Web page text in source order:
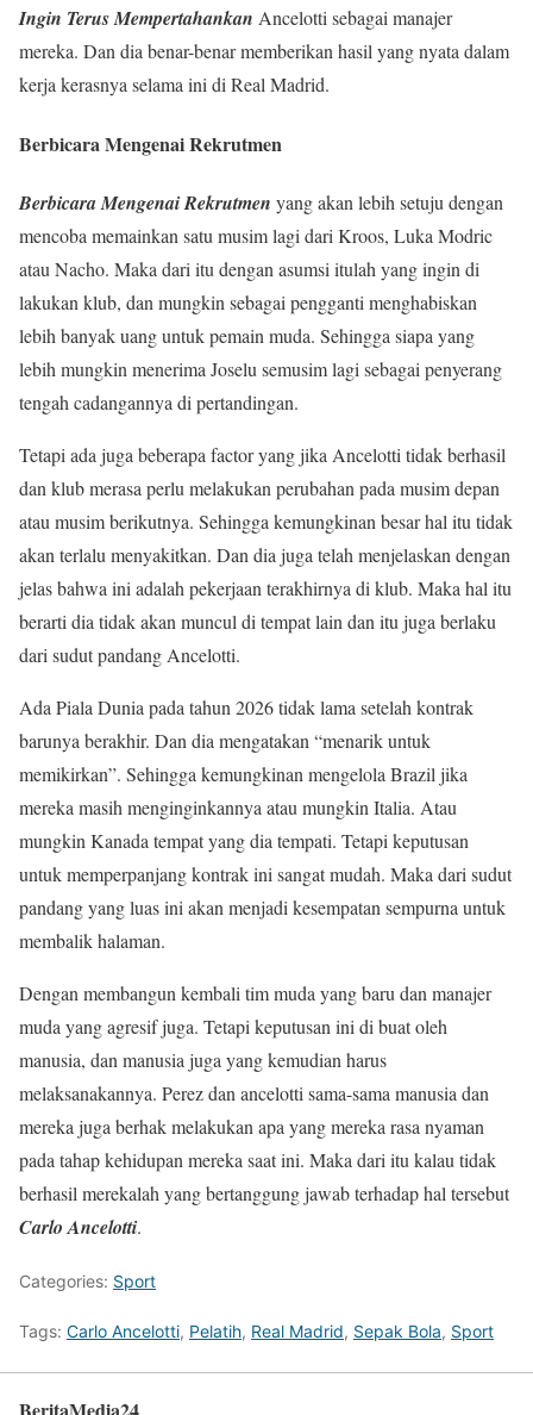
Ingin Terus Mempertahankan Ancelotti sebagai manajer
mereka. Dan dia benar-benar memberikan hasil yang nyata dalam
kerja kerasnya selama ini di Real Madrid.
Berbicara Mengenai Rekrutmen
Berbicara Mengenai Rekrutmen yang akan lebih setuju dengan
mencoba memainkan satu musim lagi dari Kroos, Luka Modric
atau Nacho. Maka dari itu dengan asumsi itulah yang ingin di
lakukan klub, dan mungkin sebagai pengganti menghabiskan
lebih banyak uang untuk pemain muda. Sehingga siapa yang
lebih mungkin menerima Joselu semusim lagi sebagai penyerang
tengah cadangannya di pertandingan.
Tetapi ada juga beberapa factor yang jika Ancelotti tidak berhasil
dan klub merasa perlu melakukan perubahan pada musim depan
atau musim berikutnya. Sehingga kemungkinan besar hal itu tidak
akan terlalu menyakitkan. Dan dia juga telah menjelaskan dengan
jelas bahwa ini adalah pekerjaan terakhirnya di klub. Maka hal itu
berarti dia tidak akan muncul di tempat lain dan itu juga berlaku
dari sudut pandang Ancelotti.
Ada Piala Dunia pada tahun 2026 tidak lama setelah kontrak
barunya berakhir. Dan dia mengatakan “menarik untuk
memikirkan”. Sehingga kemungkinan mengelola Brazil jika
mereka masih menginginkannya atau mungkin Italia. Atau
mungkin Kanada tempat yang dia tempati. Tetapi keputusan
untuk memperpanjang kontrak ini sangat mudah. Maka dari sudut
pandang yang luas ini akan menjadi kesempatan sempurna untuk
membalik halaman.
Dengan membangun kembali tim muda yang baru dan manajer
muda yang agresif juga. Tetapi keputusan ini di buat oleh
manusia, dan manusia juga yang kemudian harus
melaksanakannya. Perez dan ancelotti sama-sama manusia dan
mereka juga berhak melakukan apa yang mereka rasa nyaman
pada tahap kehidupan mereka saat ini. Maka dari itu kalau tidak
berhasil merekalah yang bertanggung jawab terhadap hal tersebut
Carlo Ancelotti.
Categories: Sport
Tags: Carlo Ancelotti, Pelatih, Real Madrid, Sepak Bola, Sport
BeritaMedia24